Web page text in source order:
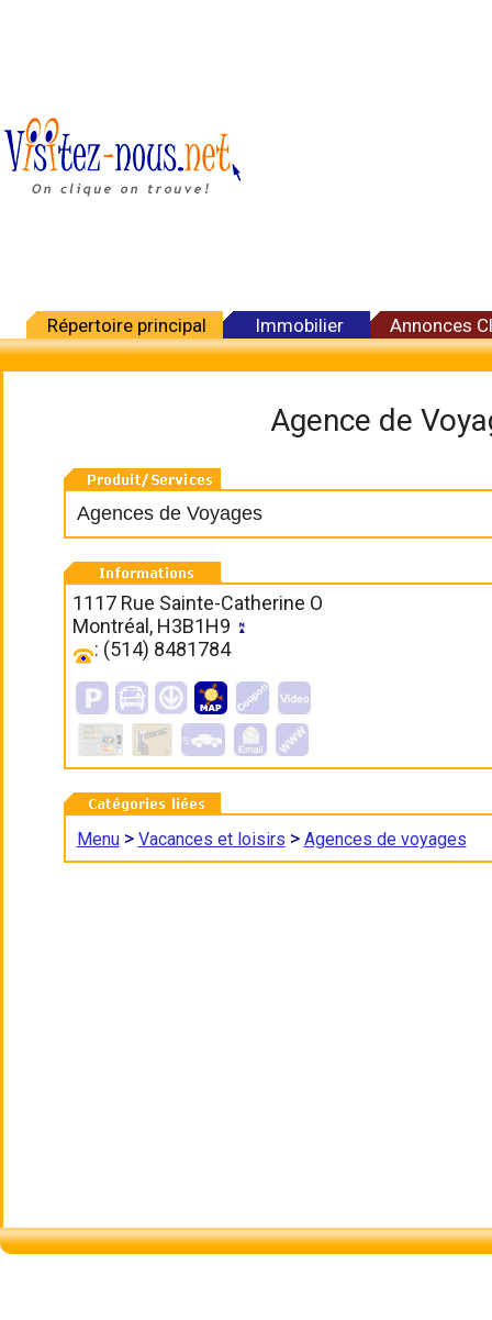
Répertoire principal Immobilier Annonces
Agence de
Agences de Voyages
1117 Rue Sainte-Catherine O
Montréal, H3B1H9
: (514) 8481784
Menu> Vacances et loisirs > Agences de voyages